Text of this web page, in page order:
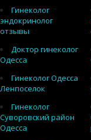
Гинеколог
эндокринолог
отзывы
Доктор гинеколог
Одесса
Гинеколог Одесса
Ленпоселок
Гинеколог
Суворовский район
Одесса